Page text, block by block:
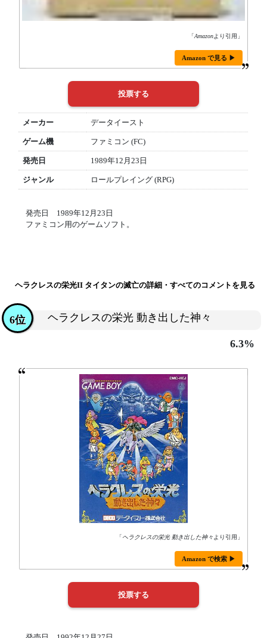
「Amazonより引用」
Amazon で見る ▶
メーカー データイースト
ゲーム機 ファミコン (FC)
発売日 1989年12月23日
ジャンル ロールプレイング (RPG)
発売日 1989年12月23日
ファミコン用のゲームソフト。
ヘラクレスの栄光II タイタンの滅亡の詳細・すべてのコメントを見る
ヘラクレスの栄光 動き出した神々
6位
6.3%
「ヘラクレスの栄光 動き出した神々 より引用」
Amazon で検索 ▶